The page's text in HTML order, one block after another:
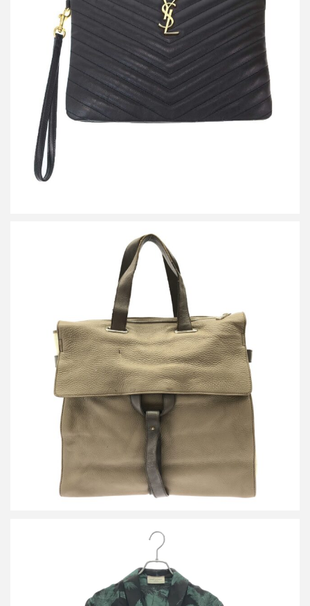
サンローラン パリ カサンドル キルティング レザークラッチバッ
グ
買取金額14,400円
詳しく見る
イヴサンローラン レザーキャンバスハンドバッグ
詳しく見る